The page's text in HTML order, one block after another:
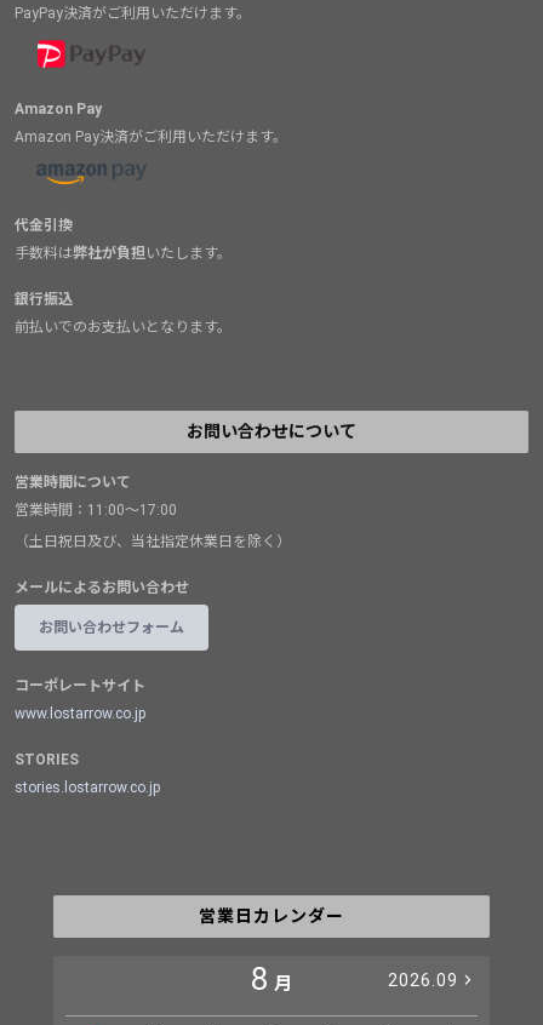
PayPay決済がご利用いただけます。
Amazon Pay
Amazon Pay決済がご利用いただけます。
代金引換
手数料は弊社が負担いたします。
銀行振込
前払いでのお支払いとなります。
お問い合わせについて
営業時間について
営業時間：11:00～17:00
（土日祝日及び、当社指定休業日を除く）
メールによるお問い合わせ
お問い合わせフォーム
コーポレートサイト
www.lostarrow.co.jp
STORIES
stories.lostarrow.co.jp
営業日カレンダー
8 月 2026.09